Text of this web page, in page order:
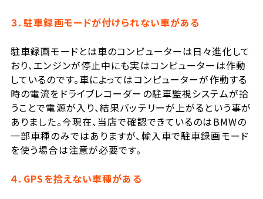
３．駐車録画モードが付けられない車がある
駐車録画モードとは車のコンピューターは日々進化して
おり、エンジンが停止中にも実はコンピューターは作動
しているのです。車によってはコンピューターが作動する
時の電流をドライブレコーダーの駐車監視システムが拾
うことで電源が入り、結果バッテリーが上がるという事が
ありました。今現在、当店で確認できているのはBMWの
一部車種のみではありますが、輸入車で駐車録画モード
を使う場合は注意が必要です。
４．GPSを拾えない車種がある